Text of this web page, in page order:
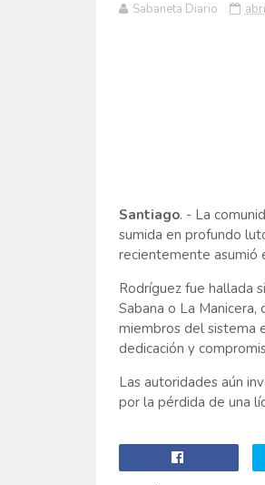
Sabaneta Diario
Santiago. - La
sumida en profundo
recientemente asumió
Rodríguez fue hallada
Sabana o La
miembros del sistema
dedicación y
Las autoridades aún
por la pérdida de una